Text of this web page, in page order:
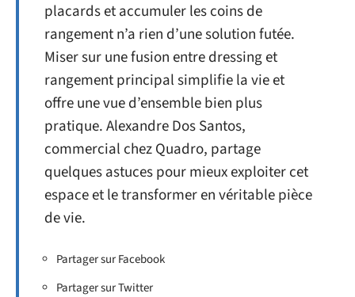
placards et accumuler les coins de
rangement n’a rien d’une solution futée.
Miser sur une fusion entre dressing et
rangement principal simplifie la vie et
offre une vue d’ensemble bien plus
pratique. Alexandre Dos Santos,
commercial chez Quadro, partage
quelques astuces pour mieux exploiter cet
espace et le transformer en véritable pièce
de vie.
Partager sur Facebook
Partager sur Twitter